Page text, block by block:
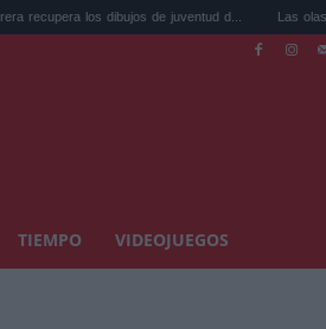
dibujos de juventud d... Las olas de calor
TIEMPO VIDEOJUEGOS